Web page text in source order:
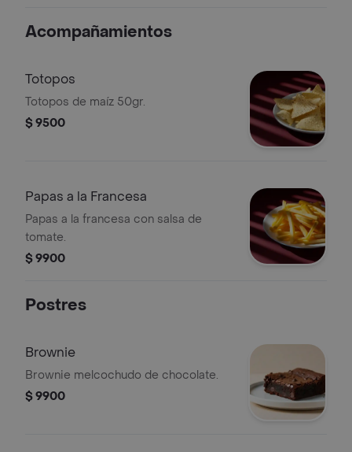
Acompañamientos
Totopos
Totopos de maíz 50gr.
$ 9500
Papas a la Francesa
Papas a la francesa con salsa de
tomate.
$ 9900
Postres
Brownie
Brownie melcochudo de chocolate.
$ 9900